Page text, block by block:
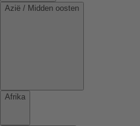
Azië / Midden oosten
Afrika